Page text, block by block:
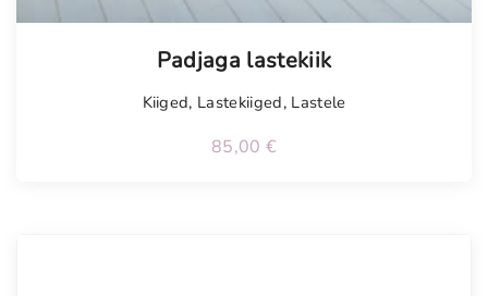
Padjaga lastekiik
Kiiged, Lastekiiged, Lastele
85,00 €